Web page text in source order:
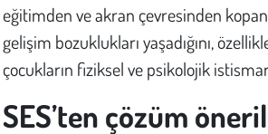
eğitimden ve akran çevresinden
gelişim bozuklukları yaşadığını,
çocukların fiziksel ve psikolojik
SES’ten çözüm